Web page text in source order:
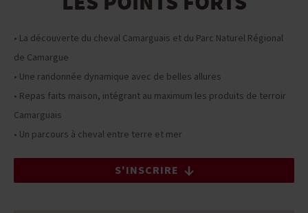
• La découverte du cheval Camarguais et du Parc Naturel Régional
de Camargue
• Une randonnée dynamique avec de belles allures
• Repas faits maison, intégrant au maximum les produits de terroir
Camarguais
• Un parcours à cheval entre terre et mer
S'INSCRIRE